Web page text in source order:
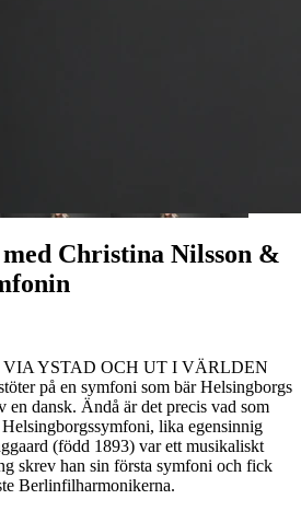
Christina Nilsson &
YSTAD OCH UT I VÄRLDEN
på en symfoni som bär Helsingborgs
en dansk. Ändå är det precis vad som
lika egensinnig
(född 1893) var ett musikaliskt
skrev han sin första symfoni och fick
Berlinfilharmonikerna.